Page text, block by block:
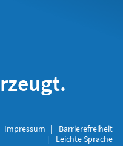
Impressum
Barrierefreiheit
Leichte Sprache